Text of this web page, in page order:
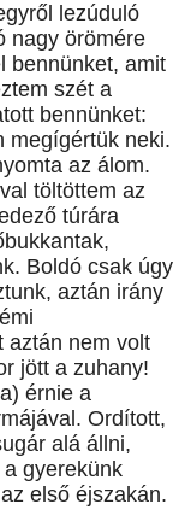
lezúduló
nagy örömére
bennünket, amit
szét a
bennünket:
megígértük neki.
az álom.
töltöttem az
túrára
Boldó csak úgy
aztán irány
aztán nem volt
jött a zuhany!
érnie a
Ordított,
alá állni,
gyerekünk
első éjszakán.